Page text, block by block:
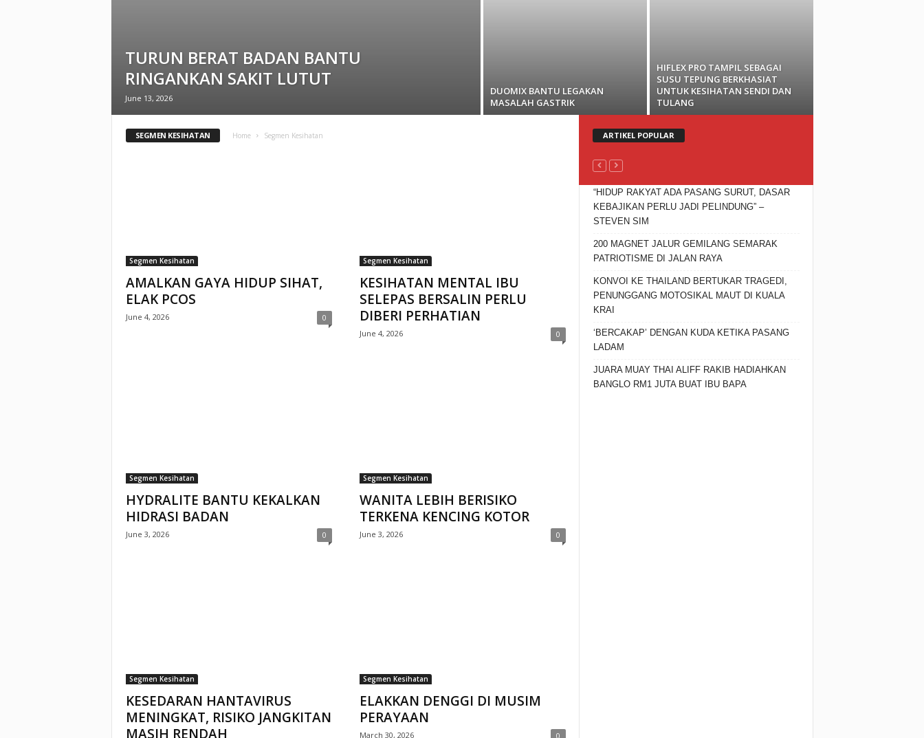
TURUN BERAT BADAN BANTU
RINGANKAN SAKIT LUTUT
June 13, 2026
DUOMIX BANTU LEGAKAN
MASALAH GASTRIK
HIFLEX PRO TAMPIL SEBAGAI
SUSU TEPUNG BERKHASIAT
UNTUK KESIHATAN SENDI DAN
TULANG
SEGMEN KESIHATAN Home Segmen Kesihatan
Segmen Kesihatan
AMALKAN GAYA HIDUP SIHAT,
ELAK PCOS
June 4, 2026 0
Segmen Kesihatan
KESIHATAN MENTAL IBU
SELEPAS BERSALIN PERLU
DIBERI PERHATIAN
June 4, 2026 0
Segmen Kesihatan
HYDRALITE BANTU KEKALKAN
HIDRASI BADAN
June 3, 2026 0
Segmen Kesihatan
WANITA LEBIH BERISIKO
TERKENA KENCING KOTOR
June 3, 2026 0
Segmen Kesihatan
KESEDARAN HANTAVIRUS
MENINGKAT, RISIKO JANGKITAN
MASIH RENDAH
Segmen Kesihatan
ELAKKAN DENGGI DI MUSIM
PERAYAAN
March 30, 2026 0
ARTIKEL POPULAR
“HIDUP RAKYAT ADA PASANG SURUT, DASAR
KEBAJIKAN PERLU JADI PELINDUNG” –
STEVEN SIM
200 MAGNET JALUR GEMILANG SEMARAK
PATRIOTISME DI JALAN RAYA
KONVOI KE THAILAND BERTUKAR TRAGEDI,
PENUNGGANG MOTOSIKAL MAUT DI KUALA
KRAI
‘BERCAKAP’ DENGAN KUDA KETIKA PASANG
LADAM
JUARA MUAY THAI ALIFF RAKIB HADIAHKAN
BANGLO RM1 JUTA BUAT IBU BAPA